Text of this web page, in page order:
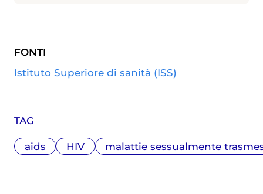
TAG
aids HIV malattie sessualmente
specialmente in ambito materno-
infantile
FONTI
Istituto Superiore di sanità (ISS)